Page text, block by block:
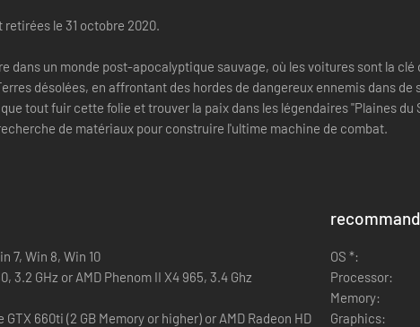
le 31 octobre 2020.
dans un monde post-apocalyptique sauvage, où les voitures sont la
désolées, en affrontant des hordes de dangereux ennemis dans
tout fuir cette folie et trouver la paix dans les légendaires "Plaines
de matériaux pour construire l'ultime machine de combat.
7, Win 8, Win 10
3.2 GHz or AMD Phenom II X4 965, 3.4 Ghz
GTX 660ti (2 GB Memory or higher) or AMD Radeon HD
OS *:
Processor:
Memory:
Graphics: